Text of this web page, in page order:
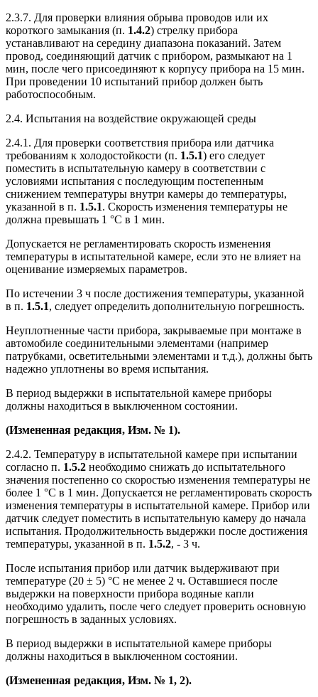
2.3.7. Для проверки влияния обрыва проводов или их
короткого замыкания (п. 1.4.2) стрелку прибора
устанавливают на середину диапазона показаний. Затем
провод, соединяющий датчик с прибором, размыкают на 1
мин, после чего присоединяют к корпусу прибора на 15 мин.
При проведении 10 испытаний прибор должен быть
работоспособным.
2.4. Испытания на воздействие окружающей среды
2.4.1. Для проверки соответствия прибора или датчика
требованиям к холодостойкости (п. 1.5.1) его следует
поместить в испытательную камеру в соответствии с
условиями испытания с последующим постепенным
снижением температуры внутри камеры до температуры,
указанной в п. 1.5.1. Скорость изменения температуры не
должна превышать 1 °С в 1 мин.
Допускается не регламентировать скорость изменения
температуры в испытательной камере, если это не влияет на
оценивание измеряемых параметров.
По истечении 3 ч после достижения температуры, указанной
в п. 1.5.1, следует определить дополнительную погрешность.
Неуплотненные части прибора, закрываемые при монтаже в
автомобиле соединительными элементами (например
патрубками, осветительными элементами и т.д.), должны быть
надежно уплотнены во время испытания.
В период выдержки в испытательной камере приборы
должны находиться в выключенном состоянии.
(Измененная редакция, Изм. № 1).
2.4.2. Температуру в испытательной камере при испытании
согласно п. 1.5.2 необходимо снижать до испытательного
значения постепенно со скоростью изменения температуры не
более 1 °С в 1 мин. Допускается не регламентировать скорость
изменения температуры в испытательной камере. Прибор или
датчик следует поместить в испытательную камеру до начала
испытания. Продолжительность выдержки после достижения
температуры, указанной в п. 1.5.2, - 3 ч.
После испытания прибор или датчик выдерживают при
температуре (20 ± 5) °С не менее 2 ч. Оставшиеся после
выдержки на поверхности прибора водяные капли
необходимо удалить, после чего следует проверить основную
погрешность в заданных условиях.
В период выдержки в испытательной камере приборы
должны находиться в выключенном состоянии.
(Измененная редакция, Изм. № 1, 2).